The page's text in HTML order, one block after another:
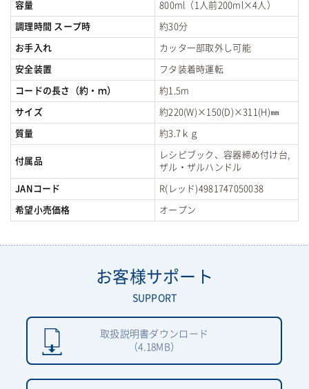
容量 800ml（1人前200ml×4人）
調理時間 スープ時 約30分
お手入れ カッター部取外し可能
安全装置 フタ装着時運転
コードの長さ（約・ｍ） 約1.5m
サイズ 約220(W)×150(D)×311(H)㎜
質量 約3.7ｋｇ
付属品
レシピブック、容器締め付け台,
ザル・ザルハンドル
JANコード R(レッド)4981747050038
希望小売価格 オープン
お客様サポート
SUPPORT
取扱説明書ダウンロード
（4.18MB）